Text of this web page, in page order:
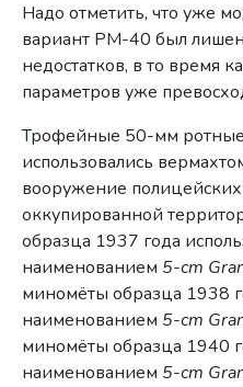
Надо отметить, что уже
вариант РМ-40 был
недостатков, в то время
параметров уже
Трофейные 50-мм
использовались
вооружение
оккупированной
образца 1937 года
наименованием 5-cm
миномёты образца 1938
наименованием 5-cm
миномёты образца 1940
наименованием 5-cm